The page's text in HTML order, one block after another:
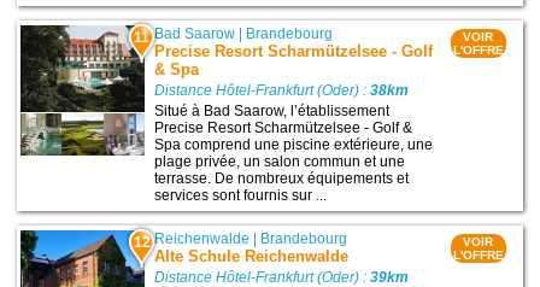
11 Bad Saarow | Brandebourg
Precise Resort Scharmützelsee - Golf
& Spa
Distance Hôtel-Frankfurt (Oder) :38km
Situé à Bad Saarow, l’établissement
Precise Resort Scharmützelsee - Golf &
Spa comprend une piscine extérieure, une
plage privée, un salon commun et une
terrasse. De nombreux équipements et
services sont fournis sur ...
VOIR
L'OFFRE
12 Reichenwalde | Brandebourg
Alte Schule Reichenwalde
Distance Hôtel-Frankfurt (Oder) :39km
VOIR
L'OFFRE